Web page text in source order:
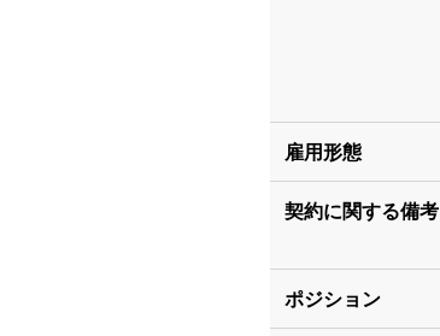
雇用形態
契約に関する備考
ポジション